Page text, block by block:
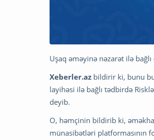
Uşaq əməyinə nəzarət ilə
Xeberler.az bildirir ki, bunu bu
layihəsi ilə bağlı tədbirdə
deyib.
O, həmçinin bildirib ki,
münasibətləri platformasının